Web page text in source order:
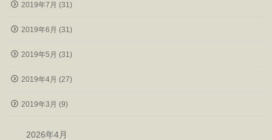
2019年7月 (31)
2019年6月 (31)
2019年5月 (31)
2019年4月 (27)
2019年3月 (9)
2026年4月